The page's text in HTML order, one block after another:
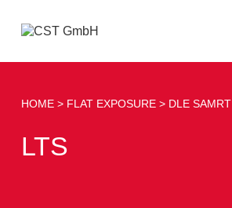
HOME FLAT EXPOSURE DLE SAMRT
LTS